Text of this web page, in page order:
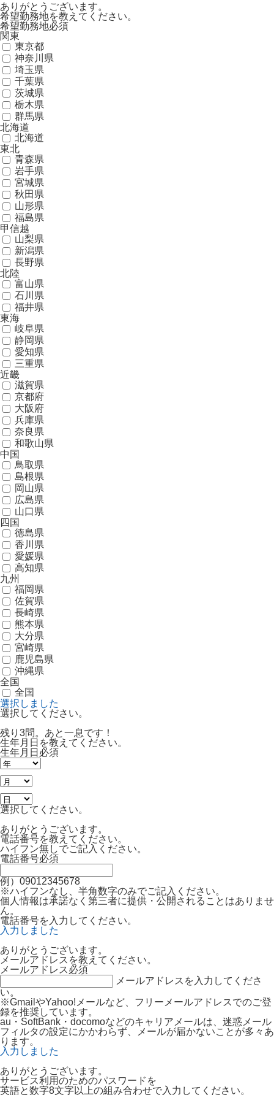
ありがとうございます。
希望勤務地を教えてください。
希望勤務地必須
関東
東京都
神奈川県
埼玉県
千葉県
茨城県
栃木県
群馬県
北海道
北海道
東北
青森県
岩手県
宮城県
秋田県
山形県
福島県
甲信越
山梨県
新潟県
長野県
北陸
富山県
石川県
福井県
東海
岐阜県
静岡県
愛知県
三重県
近畿
滋賀県
京都府
大阪府
兵庫県
奈良県
和歌山県
中国
鳥取県
島根県
岡山県
広島県
山口県
四国
徳島県
香川県
愛媛県
高知県
九州
福岡県
佐賀県
長崎県
熊本県
大分県
宮崎県
鹿児島県
沖縄県
全国
全国
選択しました
選択してください。
残り3問。あと一息です！
生年月日を教えてください。
生年月日 必須
選択してください。
ありがとうございます。
電話番号を教えてください。
ハイフン無しでご記入ください。
電話番号必須
例）09012345678
※ハイフンなし、半角数字のみでご記入ください。
個人情報は承諾なく第三者に提供・公開されることはありませ
ん。
電話番号を入力してください。
入力しました
ありがとうございます。
メールアドレスを教えてください。
メールアドレス必須
メールアドレスを入力してくださ
い。
※GmailやYahoo!メールなど、フリーメールアドレスでのご登
録を推奨しています。
au・SoftBank・docomoなどのキャリアメールは、迷惑メール
フィルタの設定にかかわらず、メールが届かないことが多々あ
ります。
入力しました
ありがとうございます。
サービス利用のためのパスワードを
英語と数字8文字以上の組み合わせで入力してください。